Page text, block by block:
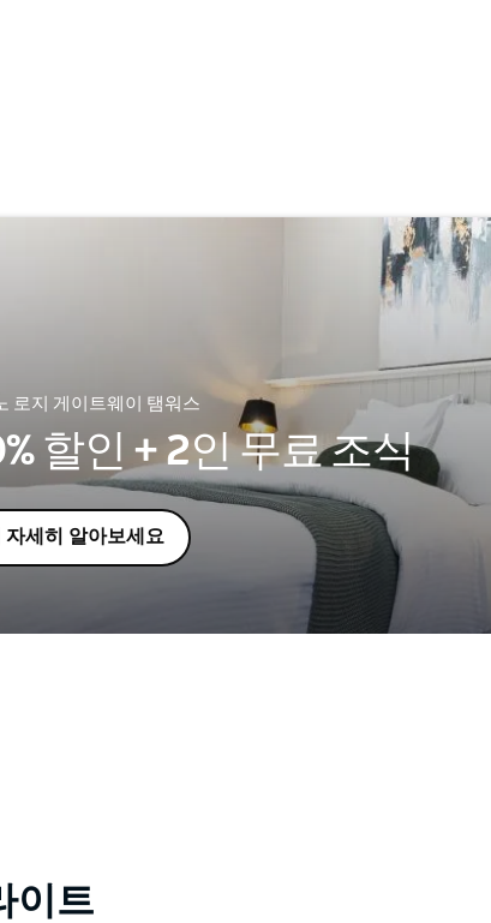
로지 게이트웨이 탬워스
할인 + 2인 무료 조식
자세히 알아보세요
이트